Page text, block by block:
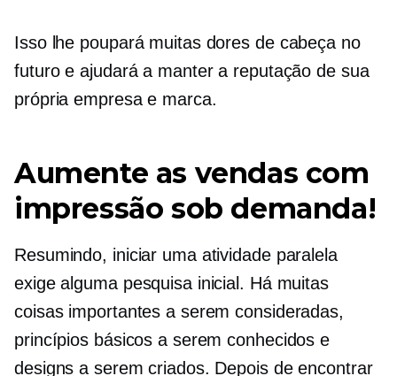
Isso lhe poupará muitas dores de cabeça no
futuro e ajudará a manter a reputação de sua
própria empresa e marca.
Aumente as vendas com
impressão sob demanda!
Resumindo, iniciar uma atividade paralela
exige alguma pesquisa inicial. Há muitas
coisas importantes a serem consideradas,
princípios básicos a serem conhecidos e
designs a serem criados. Depois de encontrar